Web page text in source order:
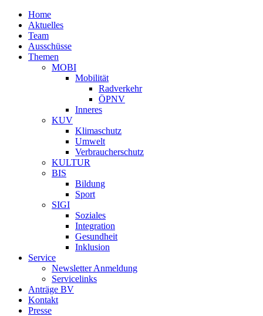
Home
Aktuelles
Team
Ausschüsse
Themen
MOBI
Mobilität
Radverkehr
ÖPNV
Inneres
KUV
Klimaschutz
Umwelt
Verbraucherschutz
KULTUR
BIS
Bildung
Sport
SIGI
Soziales
Integration
Gesundheit
Inklusion
Service
Newsletter Anmeldung
Servicelinks
Anträge BV
Kontakt
Presse